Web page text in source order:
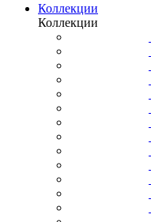
Коллекции
Коллекции